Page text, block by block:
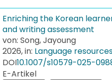
Enriching the Korean
and writing assessment
von: Song, Jayoung
2026, in: Language
DOI10.​1007/​s10579-​025-​
E-Artikel